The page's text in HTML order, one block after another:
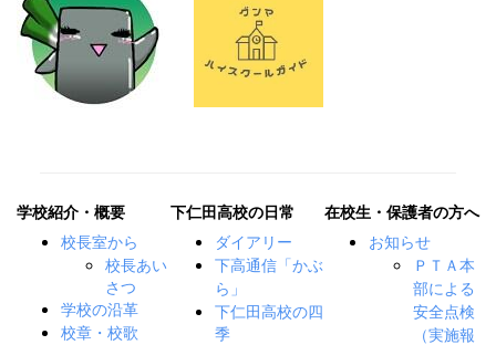
学校紹介・概要
校長室から
校長あい
さつ
学校の沿革
校章・校歌
下仁田高校の日常
ダイアリー
下高通信「かぶ
ら」
下仁田高校の四
季
在校生・保護者の方へ
お知らせ
ＰＴＡ本
部による
安全点検
（実施報